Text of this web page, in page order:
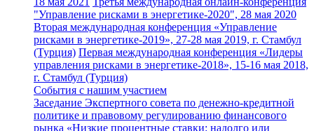
"Управление рисками в энергетике-2020", 28 мая 2020
Вторая международная конференция «Управление
рисками в энергетике-2019», 27-28 мая 2019, г. Стамбул
(Турция) Первая международная конференция «Лидеры
управления рисками в энергетике-2018», 15-16 мая 2018,
г. Стамбул (Турция)
События с нашим участием
Заседание Экспертного совета по денежно-кредитной
политике и правовому регулированию финансового
рынка «Низкие процентные ставки: надолго или